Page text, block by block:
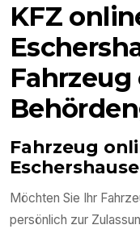
KFZ
Fahrzeug
Fahrzeug
Möchten Sie Ihr
persönlich zur